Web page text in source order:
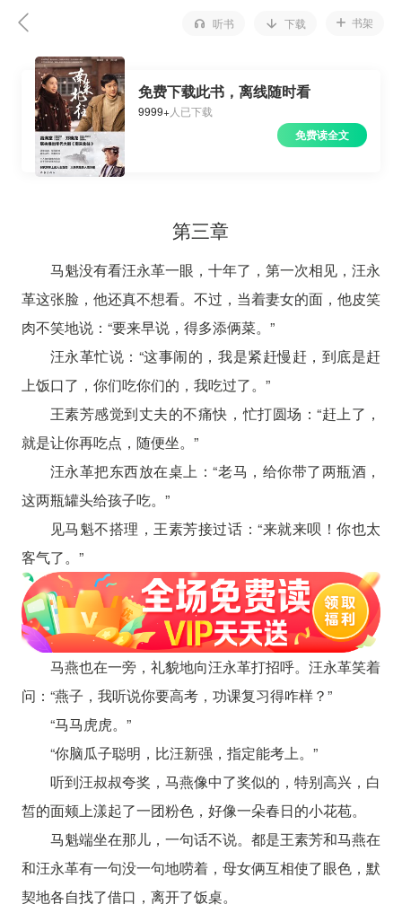
听书 下载 书架
免费下载此书，离线随时看
9999+人已下载
免费读全文
第三章
马魁没有看汪永革一眼，十年了，第一次相见，汪永
革这张脸，他还真不想看。不过，当着妻女的面，他皮笑
肉不笑地说：“要来早说，得多添俩菜。”
汪永革忙说：“这事闹的，我是紧赶慢赶，到底是赶
上饭口了，你们吃你们的，我吃过了。”
王素芳感觉到丈夫的不痛快，忙打圆场：“赶上了，
就是让你再吃点，随便坐。”
汪永革把东西放在桌上：“老马，给你带了两瓶酒，
这两瓶罐头给孩子吃。”
见马魁不搭理，王素芳接过话：“来就来呗！你也太
客气了。”
马燕也在一旁，礼貌地向汪永革打招呼。汪永革笑着
问：“燕子，我听说你要高考，功课复习得咋样？”
“马马虎虎。”
“你脑瓜子聪明，比汪新强，指定能考上。”
听到汪叔叔夸奖，马燕像中了奖似的，特别高兴，白
皙的面颊上漾起了一团粉色，好像一朵春日的小花苞。
马魁端坐在那儿，一句话不说。都是王素芳和马燕在
和汪永革有一句没一句地唠着，母女俩互相使了眼色，默
契地各自找了借口，离开了饭桌。